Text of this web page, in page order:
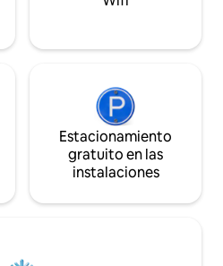
Estacionamiento
gratuito en las
instalaciones